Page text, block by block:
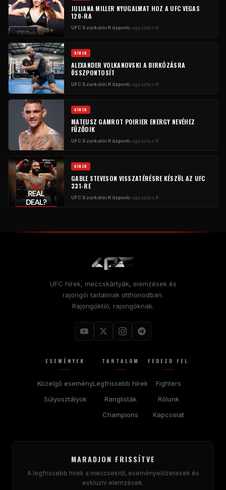
JULIANA MILLER NYUGALMAT HOZ A UFC VEGAS
120-RA
UFC Szurkolói Központaugusztus 6
HÍREK
ALEXANDER VOLKANOVSKI A BIRKÓZÁSRA
ÖSSZPONTOSÍT
UFC Szurkolói Központaugusztus 6
HÍREK
MATEUSZ GAMROT POIRIER ENERGY NEVÉHEZ
FŰZŐDIK
UFC Szurkolói Központaugusztus 6
HÍREK
GABLE STEVESON VISSZATÉRÉSRE KÉSZÜL AZ UFC
331-RE
UFC Szurkolói Központaugusztus 6
UFC hírek, meccskártyák, elemzések és
rajongói tartalmak otthonodban.
Rajongóktól, rajongóknak.
ESEMÉNYEK
Közelgő esemény
Súlyosztályok
TARTALOM
Legfrissebb hírek
Ranglisták
Champions
FEDEZD FEL
Fighters
Rólunk
Kapcsolat
MARADJON FRISSÍTVE
A legfrissebb hírek a meccsekről, eseményelőzetesek és
exkluzív elemzések.